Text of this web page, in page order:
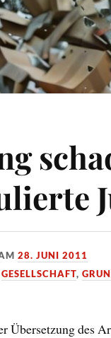
28. JUNI 2011
GESELLSCHAFT,
Übersetzung des